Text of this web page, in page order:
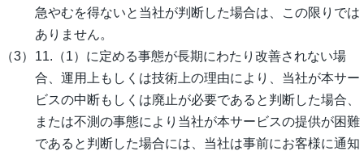
急やむを得ないと当社が判断した場合は、この限りでは
ありません。
11.（1）に定める事態が長期にわたり改善されない場
合、運用上もしくは技術上の理由により、当社が本サー
ビスの中断もしくは廃止が必要であると判断した場合、
または不測の事態により当社が本サービスの提供が困難
であると判断した場合には、当社は事前にお客様に通知